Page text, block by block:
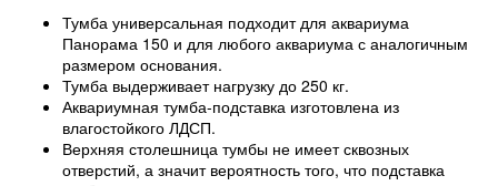
Тумба универсальная подходит для аквариума
Панорама 150 и для любого аквариума с аналогичным
размером основания.
Тумба выдерживает нагрузку до 250 кг.
Аквариумная тумба-подставка изготовлена из
влагостойкого ЛДСП.
Верхняя столешница тумбы не имеет сквозных
отверстий, а значит вероятность того, что подставка